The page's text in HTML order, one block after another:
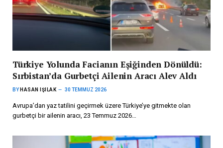
Türkiye Yolunda Facianın Eşiğinden Dönüldü:
Sırbistan’da Gurbetçi Ailenin Aracı Alev Aldı
BY HASAN IŞILAK 30 TEMMUZ 2026
Avrupa’dan yaz tatilini geçirmek üzere Türkiye’ye gitmekte olan
gurbetçi bir ailenin aracı, 23 Temmuz 2026…